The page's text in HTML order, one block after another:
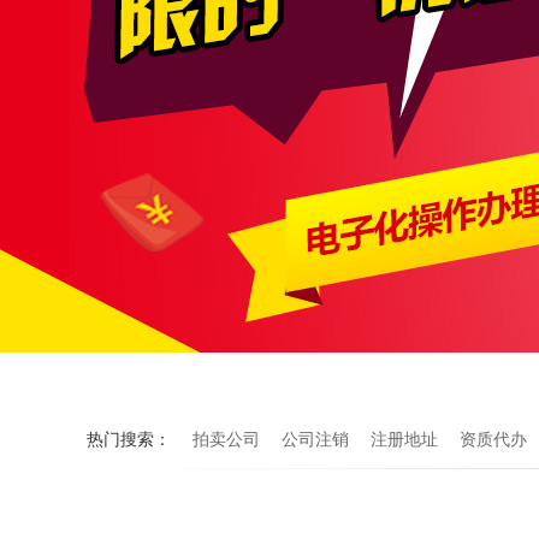
热门搜索： 拍卖公司 公司注销 注册地址 资质代办